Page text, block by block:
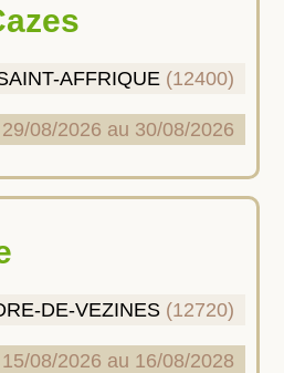
AFFRIQUE (12400)
08/2026 au 30/08/2026
DE-VEZINES (12720)
08/2026 au 16/08/2028